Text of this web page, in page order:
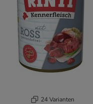
24 Varianten